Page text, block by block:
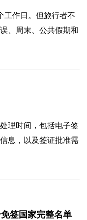
工作日。但旅行者不
、周末、公共假期和
理时间，包括电子签
息，以及签证批准需
签国家完整名单